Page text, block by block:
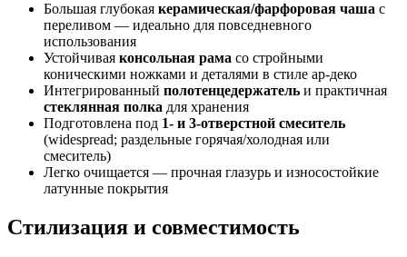
Большая глубокая керамическая/фарфоровая чаша с
переливом — идеально для повседневного
использования
Устойчивая консольная рама со стройными
коническими ножками и деталями в стиле ар-деко
Интегрированный полотенцедержатель и практичная
стеклянная полка для хранения
Подготовлена под 1- и 3-отверстной смеситель
(widespread; раздельные горячая/холодная или
смеситель)
Легко очищается — прочная глазурь и износостойкие
латунные покрытия
Стилизация и совместимость